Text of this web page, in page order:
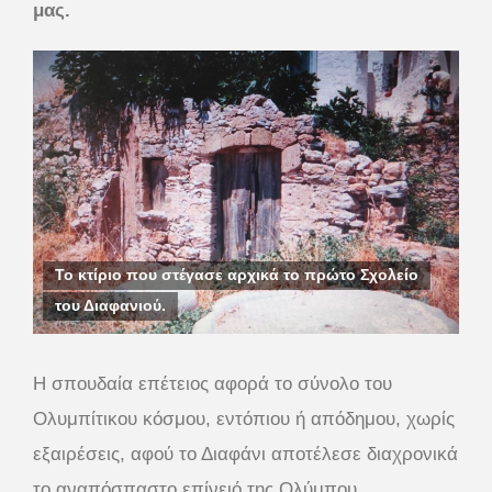
μας.
Το κτίριο που στέγασε αρχικά το πρώτο Σχολείο
του Διαφανιού.
Η σπουδαία επέτειος αφορά το σύνολο του
Ολυμπίτικου κόσμου, εντόπιου ή απόδημου, χωρίς
εξαιρέσεις, αφού το Διαφάνι αποτέλεσε διαχρονικά